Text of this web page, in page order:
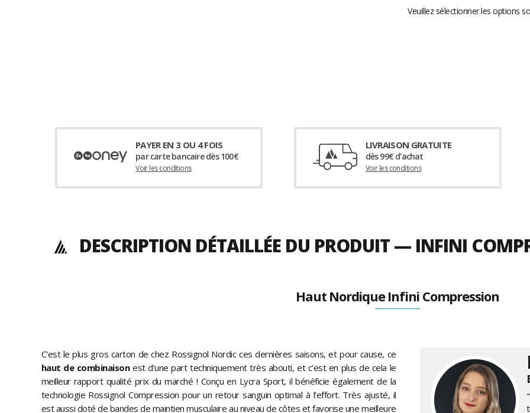
Veuillez sélectionner les options
PAYER EN 3 OU 4 FOIS
par carte bancaire dès 100€
Voir les conditions
LIVRAISON GRATUITE
dès 99€ d'achat
Voir les conditions
DESCRIPTION DÉTAILLÉE DU PRODUIT — INFINI
Haut Nordique Infini Compression
C'est le plus gros carton de chez Rossignol Nordic ces dernières saisons, et pour cause, ce
haut de combinaisonest d’une part techniquement très abouti, et c’est en plus de cela le
meilleur rapport qualité prix du marché ! Conçu en Lycra Sport, il bénéficie également de la
technologie Rossignol Compression pour un retour sanguin optimal à l’effort. Très ajusté, il
est aussi doté de bandes de maintien musculaire au niveau de côtes et favorise une meilleure